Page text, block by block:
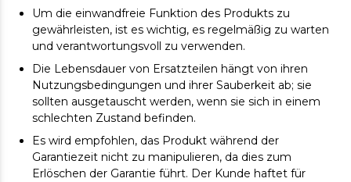
Um die einwandfreie Funktion des Produkts zu
gewährleisten, ist es wichtig, es regelmäßig zu warten
und verantwortungsvoll zu verwenden.
Die Lebensdauer von Ersatzteilen hängt von ihren
Nutzungsbedingungen und ihrer Sauberkeit ab; sie
sollten ausgetauscht werden, wenn sie sich in einem
schlechten Zustand befinden.
Es wird empfohlen, das Produkt während der
Garantiezeit nicht zu manipulieren, da dies zum
Erlöschen der Garantie führt. Der Kunde haftet für